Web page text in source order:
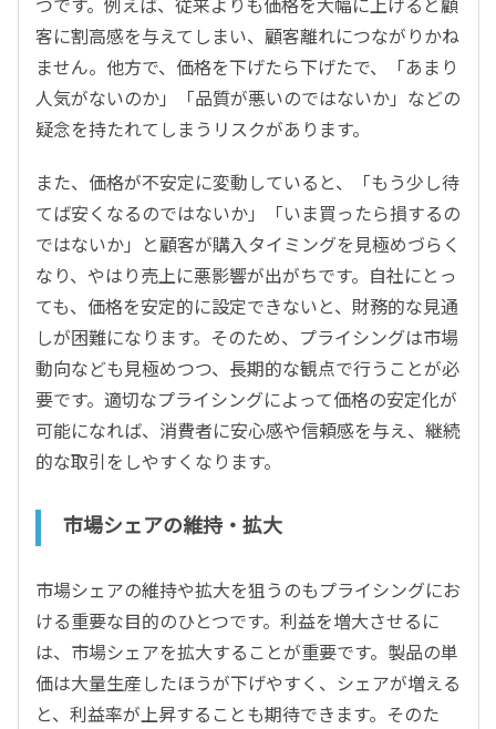
客に割高感を与えてしまい、顧客離れにつながりかね
ません。他方で、価格を下げたら下げたで、「あまり
人気がないのか」「品質が悪いのではないか」などの
疑念を持たれてしまうリスクがあります。
また、価格が不安定に変動していると、「もう少し待
てば安くなるのではないか」「いま買ったら損するの
ではないか」と顧客が購入タイミングを見極めづらく
なり、やはり売上に悪影響が出がちです。自社にとっ
ても、価格を安定的に設定できないと、財務的な見通
しが困難になります。そのため、プライシングは市場
動向なども見極めつつ、長期的な観点で行うことが必
要です。適切なプライシングによって価格の安定化が
可能になれば、消費者に安心感や信頼感を与え、継続
的な取引をしやすくなります。
市場シェアの維持・拡大
市場シェアの維持や拡大を狙うのもプライシングにお
ける重要な目的のひとつです。利益を増大させるに
は、市場シェアを拡大することが重要です。製品の単
価は大量生産したほうが下げやすく、シェアが増える
と、利益率が上昇することも期待できます。そのた